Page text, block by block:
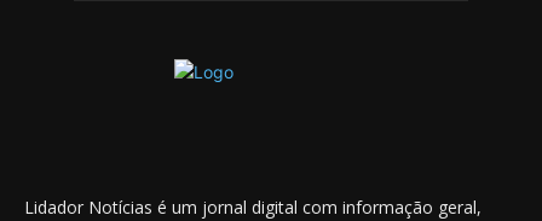
Lidador Notícias é um jornal digital com informação geral,